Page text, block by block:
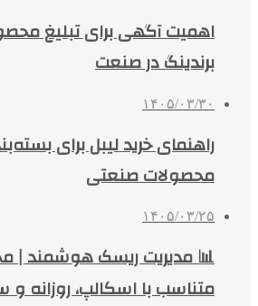
اهمیت آگهی برای تبلیغ
برندینگ در صنعت
۱۴۰۵/۰۳/۳۰
راهنمای خرید لیبل برای
محصولات صنعتی
۱۴۰۵/۰۳/۲۵
📊 مدیریت ریسک هوشمند |
متناسب با اسکالپ، روزانه